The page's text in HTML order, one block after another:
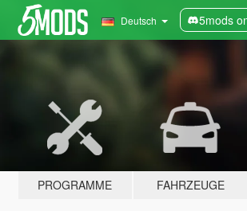
Deutsch 5mods
PROGRAMME FAHRZEUGE